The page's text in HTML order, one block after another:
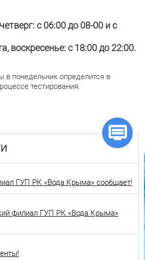
с 06:00 до 08-00 и с
воскресенье: с 18:00 до 22:00.
в понедельник определится в
тестирования.
ГУП РК «Вода Крыма» сообщает!
филиал ГУП РК «Вода Крыма»